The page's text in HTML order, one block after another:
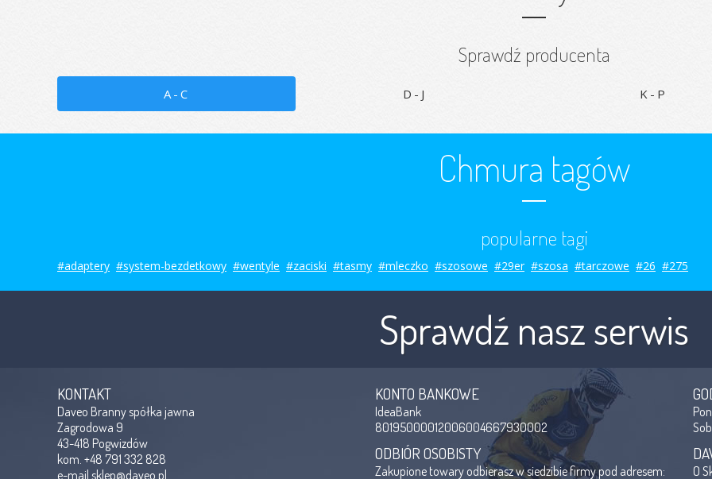
Sprawdź producenta
A-C D-J K-P
Chmura tagów
popularne tagi
#adaptery #system-bezdetkowy #wentyle #zaciski #tasmy #mleczko #szosowe #29er #szosa #tarczowe #26 #275
Sprawdź nasz serwis
KONTAKT
Daveo Branny spółka jawna
Zagrodowa 9
43-418 Pogwizdów
kom. +48 791 332 828
e-mail sklep@daveo.pl
KONTO BANKOWE
IdeaBank
80195000012006004667930002
ODBIÓR OSOBISTY
Zakupione towary odbierasz w siedzibie firmy pod adresem:
O